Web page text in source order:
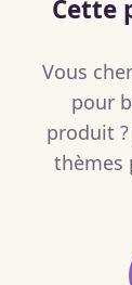
Cette
Vous
pour
produit
thèmes